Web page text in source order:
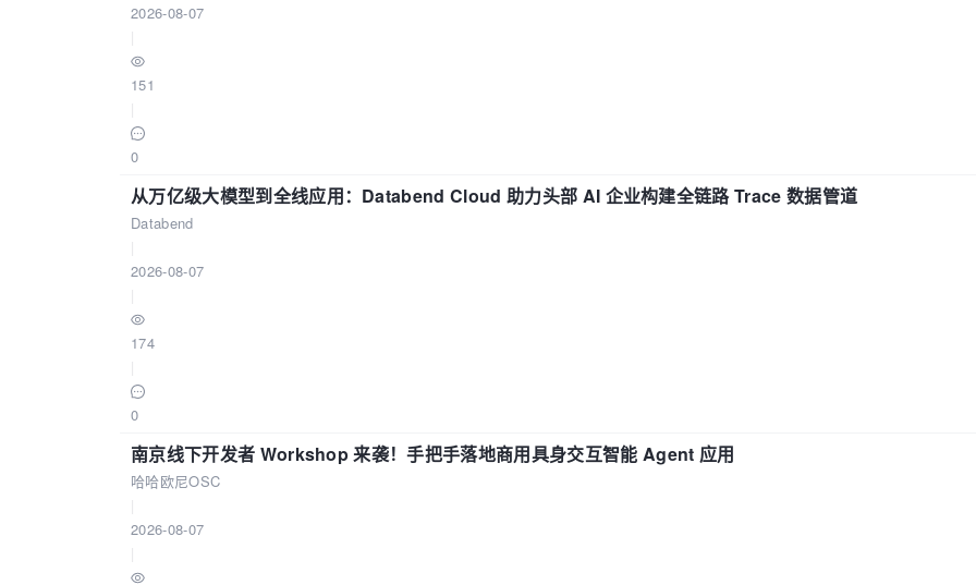
2026-08-07
151
0
从万亿级大模型到全线应用：Databend Cloud 助力头部 AI 企业构建全链路 Trace 数据管道
Databend
2026-08-07
174
0
南京线下开发者 Workshop 来袭！手把手落地商用具身交互智能 Agent 应用
哈哈欧尼OSC
2026-08-07